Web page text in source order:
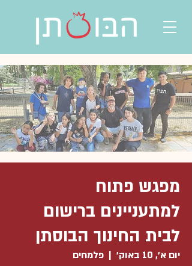
מפגש פתוח
למתעניינים ברישום
לבית החינוך הבוסתן
יום א׳, 10 באוק׳
  |
פלמחים